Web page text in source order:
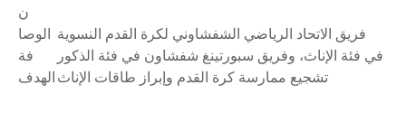
ن
الوصا
فة
فريق الاتحاد الرياضي الشفشاوني لكرة القدم النسوية
في فئة الإناث، وفريق سبورتينغ شفشاون في فئة الذكور
الهدف تشجيع ممارسة كرة القدم وإبراز طاقات الإناث